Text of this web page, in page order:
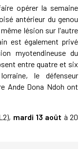
opérer la semaine
antérieur du genou
lésion sur l'autre
est également privé
myotendineuse du
entre quatre et six
le défenseur
Ande Dona Ndoh ont
mardi 13 août à 20